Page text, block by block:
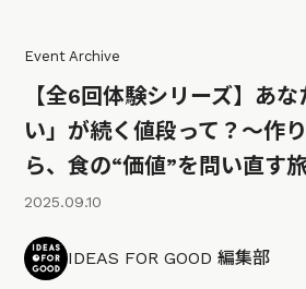
Event Archive
【全6回体験シリーズ】あ
い」が続く値段って？～作
ら、食の“価値”を問い直す
2025.09.10
IDEAS FOR GOOD 編集部